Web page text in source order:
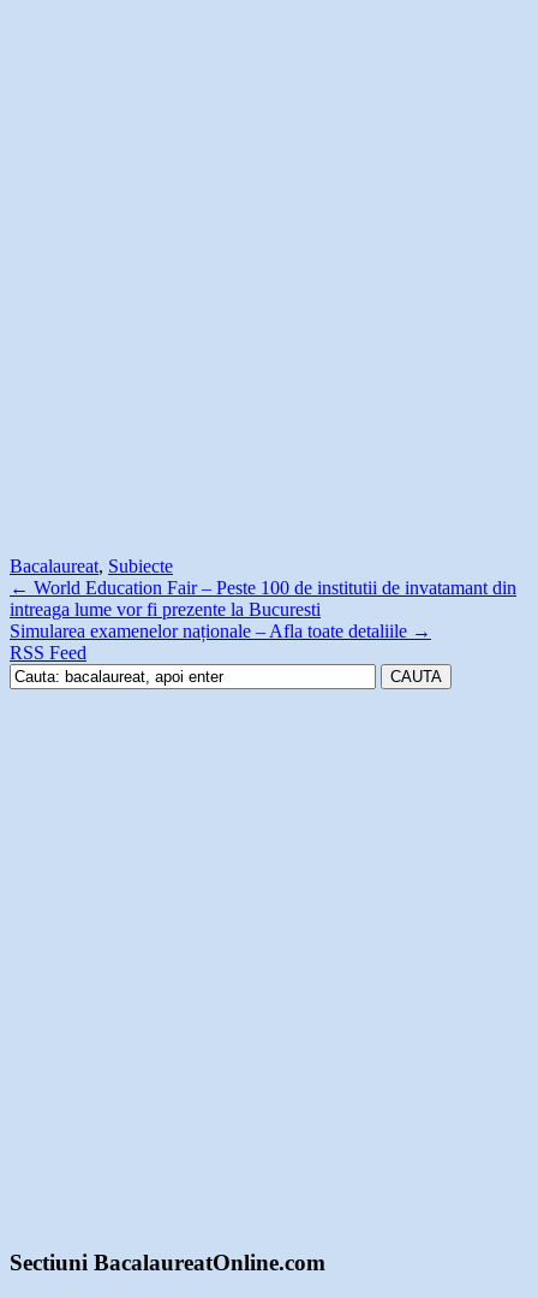
Bacalaureat, Subiecte
← World Education Fair – Peste 100 de institutii de invatamant din
intreaga lume vor fi prezente la Bucuresti
Simularea examenelor naționale – Afla toate detaliile →
RSS Feed
Sectiuni BacalaureatOnline.com